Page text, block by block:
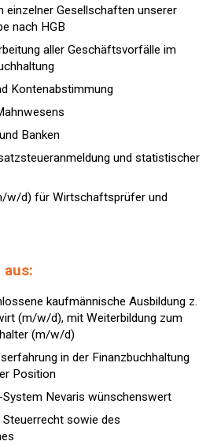
einzelner Gesellschaften unserer
nach HGB
aller Geschäftsvorfälle im
Kontenabstimmung
Banken
und statistischer
w/d) für Wirtschaftsprüfer und
aus:
kaufmännische Ausbildung z.
(m/w/d), mit Weiterbildung zum
(m/w/d)
in der Finanzbuchhaltung
Position
System Nevaris wünschenswert
sowie des